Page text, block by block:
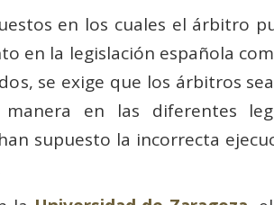
en los cuales el árbitro
en la legislación española
se exige que los árbitros
en las diferentes
supuesto la incorrecta